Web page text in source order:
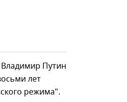
Путин
лет
режима".